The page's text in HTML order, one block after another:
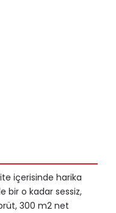
içerisinde harika
bir o kadar sessiz,
300 m2 net